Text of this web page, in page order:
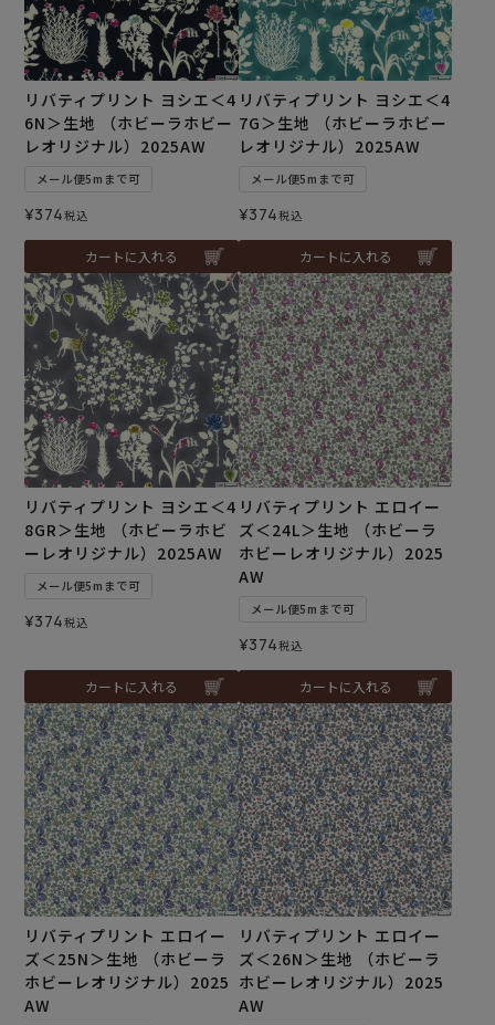
リバティプリント ヨシエ＜4
6N＞生地 （ホビーラホビー
レオリジナル）2025AW
メール便5mまで可
¥374税込
カートに入れる
リバティプリント ヨシエ＜4
7G＞生地 （ホビーラホビー
レオリジナル）2025AW
メール便5mまで可
¥374税込
カートに入れる
リバティプリント ヨシエ＜4
8GR＞生地 （ホビーラホビ
ーレオリジナル）2025AW
メール便5mまで可
¥374税込
カートに入れる
リバティプリント エロイー
ズ＜24L＞生地 （ホビーラ
ホビーレオリジナル）2025
AW
メール便5mまで可
¥374税込
カートに入れる
リバティプリント エロイー
ズ＜25N＞生地 （ホビーラ
ホビーレオリジナル）2025
AW
リバティプリント エロイー
ズ＜26N＞生地 （ホビーラ
ホビーレオリジナル）2025
AW